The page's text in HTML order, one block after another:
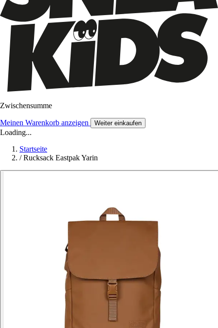
Zwischensumme
Meinen Warenkorb anzeigen Weiter einkaufen
Loading...
Startseite
/ Rucksack Eastpak Yarin